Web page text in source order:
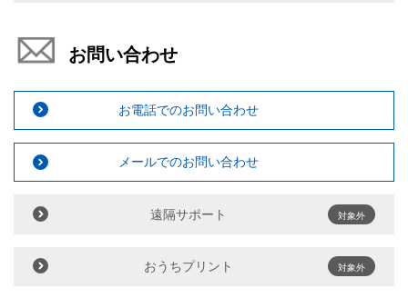
お問い合わせ
お電話でのお問い合わせ
メールでのお問い合わせ
遠隔サポート 対象外
おうちプリント 対象外